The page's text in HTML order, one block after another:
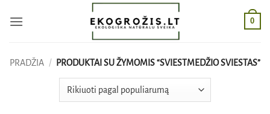
0
PRADŽIA / PRODUKTAI SU ŽYMOMIS “SVIESTMEDŽIO SVIESTAS”